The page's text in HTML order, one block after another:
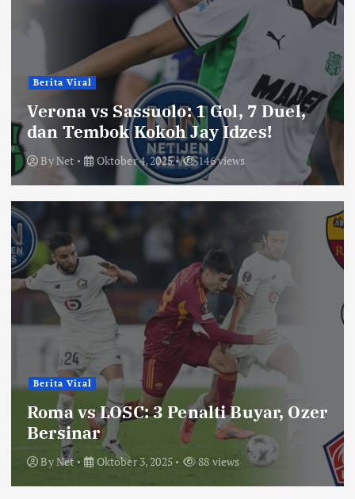
Berita Viral
Verona vs Sassuolo: 1 Gol, 7 Duel,
dan Tembok Kokoh Jay Idzes!
ByNet Oktober 4, 2025 146 views
Berita Viral
Roma vs LOSC: 3 Penalti Buyar, Ozer
Bersinar
ByNet Oktober 3, 2025 88 views